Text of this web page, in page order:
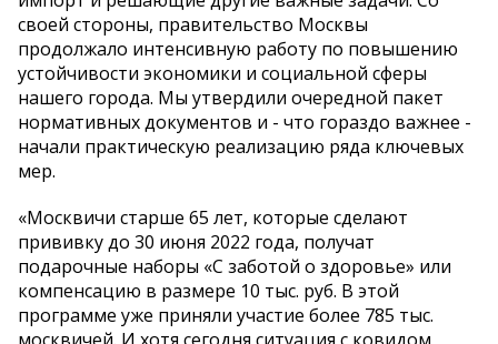
своей стороны, правительство Москвы
продолжало интенсивную работу по повышению
устойчивости экономики и социальной сферы
нашего города. Мы утвердили очередной пакет
нормативных документов и - что гораздо важнее -
начали практическую реализацию ряда ключевых
мер.
«Москвичи старше 65 лет, которые сделают
прививку до 30 июня 2022 года, получат
подарочные наборы «С заботой о здоровье» или
компенсацию в размере 10 тыс. руб. В этой
программе уже приняли участие более 785 тыс.